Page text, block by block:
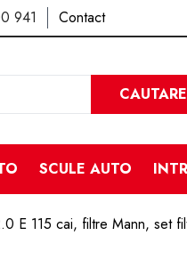
941 Contact
CAUTARE
SCULE AUTO
E 115 cai, filtre Mann, set